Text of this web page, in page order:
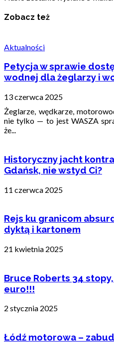
Zobacz też
Aktualności
Petycja w sprawie
wodnej dla żeglarzy i
13 czerwca 2025
Żeglarze, wędkarze,
nie tylko — to jest WASZA
że...
Historyczny jacht
Gdańsk, nie wstyd Ci?
11 czerwca 2025
Rejs ku granicom
dyktą i kartonem
21 kwietnia 2025
Bruce Roberts 34
euro!!!
2 stycznia 2025
Łódź motorowa –